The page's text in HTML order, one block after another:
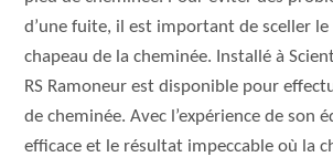
d’une fuite, il est important de sceller
chapeau de la cheminée. Installé à
RS Ramoneur est disponible pour
de cheminée. Avec l’expérience de son
efficace et le résultat impeccable où la